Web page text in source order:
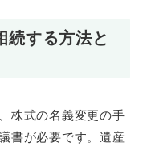
続する方法と
株式の名義変更の手
書が必要です。遺産